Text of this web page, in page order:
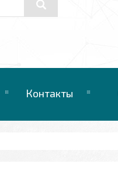
Контакты